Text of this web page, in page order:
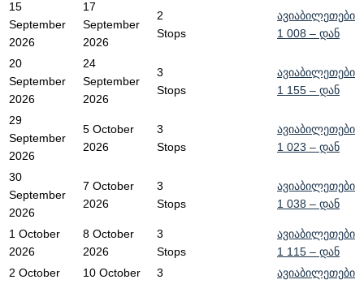
15
September
2026
17
September
2026
2
Stops
ავიაბილეთები
1 008 – დან
20
September
2026
24
September
2026
3
Stops
ავიაბილეთები
1 155 – დან
29
September
2026
5 October
2026
3
Stops
ავიაბილეთები
1 023 – დან
30
September
2026
7 October
2026
3
Stops
ავიაბილეთები
1 038 – დან
1 October
2026
8 October
2026
3
Stops
ავიაბილეთები
1 115 – დან
2 October
10 October
3
ავიაბილეთები